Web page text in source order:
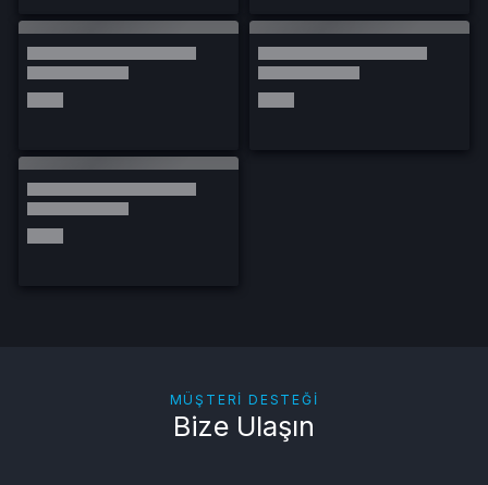
MÜŞTERI DESTEĞI
Bize Ulaşın